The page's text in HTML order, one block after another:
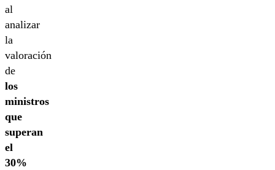
al
analizar
la
valoración
de
los
ministros
que
superan
el
30%